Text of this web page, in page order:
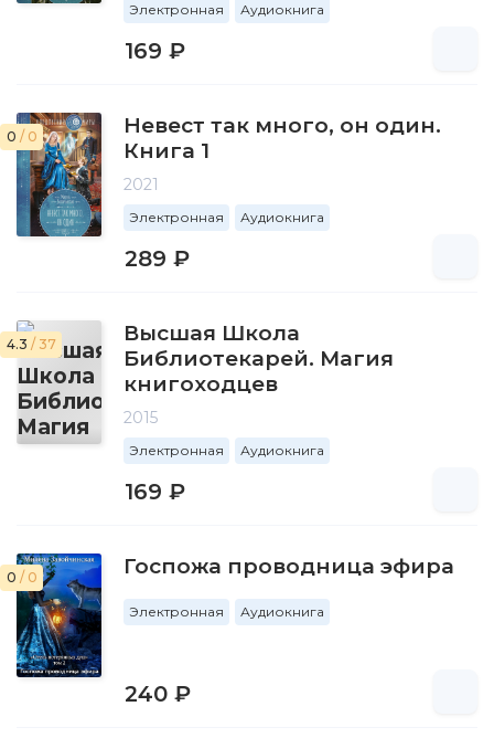
Электронная Аудиокнига
169 ₽
0 / 0
Невест так много, он один.
Книга 1
2021
Электронная Аудиокнига
289 ₽
4.3 / 37
Высшая Школа
Библиотекарей. Магия
книгоходцев
2015
Электронная Аудиокнига
169 ₽
0 / 0 Госпожа проводница эфира
Электронная Аудиокнига
240 ₽